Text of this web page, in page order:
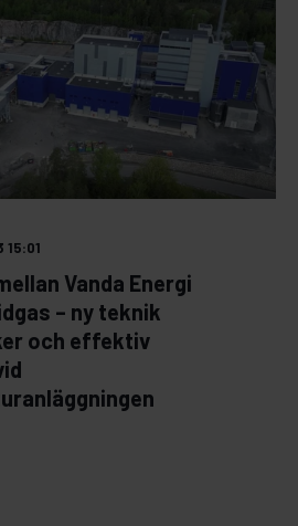
15:01
Vanda Energi
– ny teknik
och effektiv